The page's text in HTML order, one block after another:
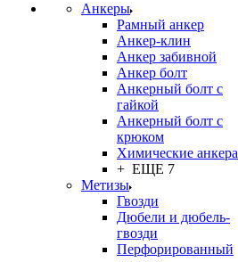
Анкеры
Рамный анкер
Анкер-клин
Анкер забивной
Анкер болт
Анкерный болт с
гайкой
Анкерный болт с
крюком
Химические анкера
+ ЕЩЕ 7
Метизы
Гвозди
Дюбели и дюбель-
гвозди
Перфорированный